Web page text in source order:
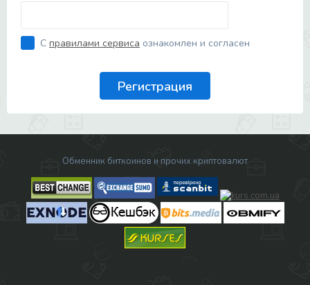
С правилами сервиса ознакомлен и согласен
Обменник биткоинов и прочих криптовалют